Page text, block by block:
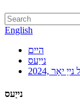
English
היים
נייַעס
נייַעס